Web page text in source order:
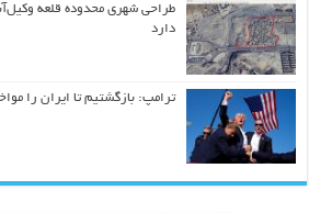
دارد
ترامپ: بازگشتیم تا ایران را